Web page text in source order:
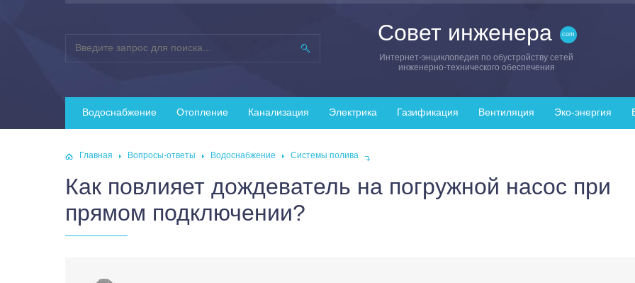
Совет инженера
Интернет-энциклопедия по обустройству сетей
инженерно-технического обеспечения
Водоснабжение Отопление Канализация Электрика Газификация Вентиляция Эко-энергия
Главная Вопросы-ответы Водоснабжение Системы полива
Как повлияет дождеватель на погружной насос при
прямом подключении?